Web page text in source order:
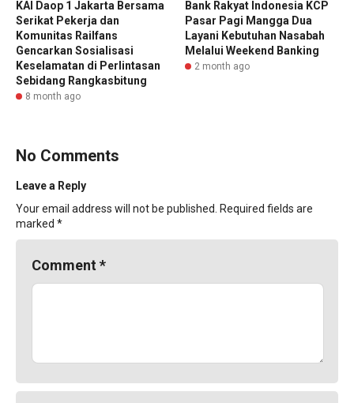
KAI Daop 1 Jakarta Bersama
Serikat Pekerja dan
Komunitas Railfans
Gencarkan Sosialisasi
Keselamatan di Perlintasan
Sebidang Rangkasbitung
8 month ago
Bank Rakyat Indonesia KCP
Pasar Pagi Mangga Dua
Layani Kebutuhan Nasabah
Melalui Weekend Banking
2 month ago
No Comments
Leave a Reply
Your email address will not be published. Required fields are
marked *
Comment *